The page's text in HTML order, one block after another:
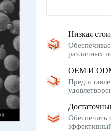
Низкая
различных
OEM И
Обеспечить